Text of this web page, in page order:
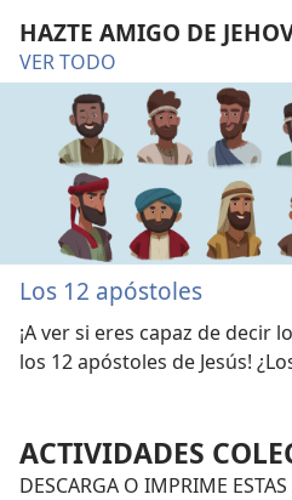
HAZTE AMIGO DE
VER TODO
Los 12 apóstoles
¡A ver si eres capaz de decir
los 12 apóstoles de Jesús!
ACTIVIDADES
DESCARGA O IMPRIME